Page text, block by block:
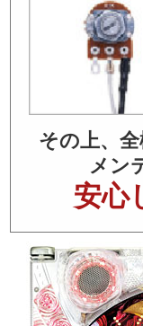
その上、
メン
安心